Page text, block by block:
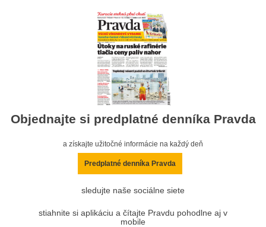
Objednajte si predplatné denníka Pravda
a získajte užitočné informácie na každý deň
Predplatné denníka Pravda
sledujte naše sociálne siete
stiahnite si aplikáciu a čítajte Pravdu pohodlne aj v
mobile